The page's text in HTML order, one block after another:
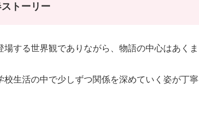
トーリー
する世界観でありながら、物語の中心はあくま
生活の中で少しずつ関係を深めていく姿が丁寧